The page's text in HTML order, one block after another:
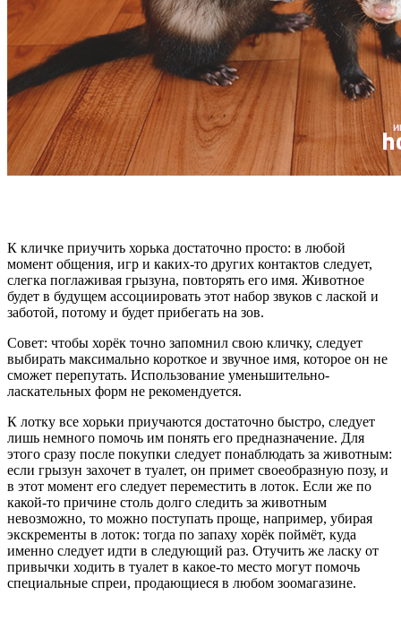
К кличке приучить хорька достаточно просто: в любой
момент общения, игр и каких-то других контактов следует,
слегка поглаживая грызуна, повторять его имя. Животное
будет в будущем ассоциировать этот набор звуков с лаской и
заботой, потому и будет прибегать на зов.
Совет: чтобы хорёк точно запомнил свою кличку, следует
выбирать максимально короткое и звучное имя, которое он не
сможет перепутать. Использование уменьшительно-
ласкательных форм не рекомендуется.
К лотку все хорьки приучаются достаточно быстро, следует
лишь немного помочь им понять его предназначение. Для
этого сразу после покупки следует понаблюдать за животным:
если грызун захочет в туалет, он примет своеобразную позу, и
в этот момент его следует переместить в лоток. Если же по
какой-то причине столь долго следить за животным
невозможно, то можно поступать проще, например, убирая
экскременты в лоток: тогда по запаху хорёк поймёт, куда
именно следует идти в следующий раз. Отучить же ласку от
привычки ходить в туалет в какое-то место могут помочь
специальные спреи, продающиеся в любом зоомагазине.